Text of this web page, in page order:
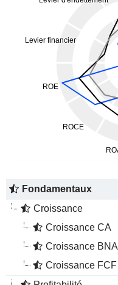
Fondamentaux
Croissance
Croissance CA
Croissance BNA
Croissance FCF